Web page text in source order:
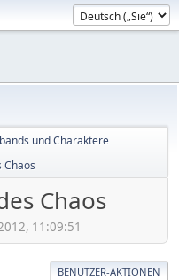
und Charaktere
Chaos
Chaos
11:09:51
BENUTZER-AKTIONEN